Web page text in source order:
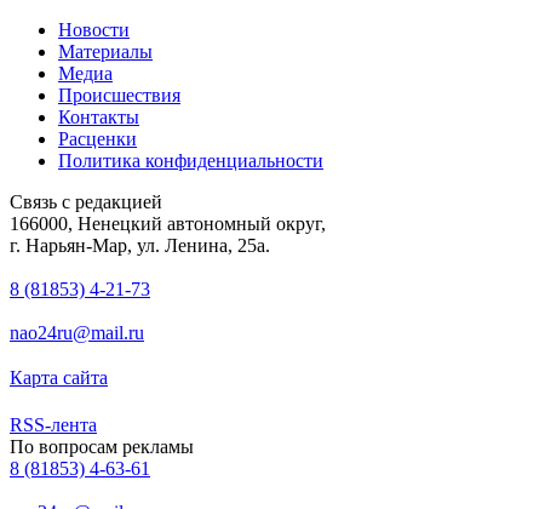
Новости
Материалы
Медиа
Происшествия
Контакты
Расценки
Политика конфиденциальности
Связь с редакцией
166000, Ненецкий автономный округ,
г. Нарьян-Мар, ул. Ленина, 25а.
8 (81853) 4-21-73
nao24ru@mail.ru
Карта сайта
RSS-лента
По вопросам рекламы
8 (81853) 4-63-61